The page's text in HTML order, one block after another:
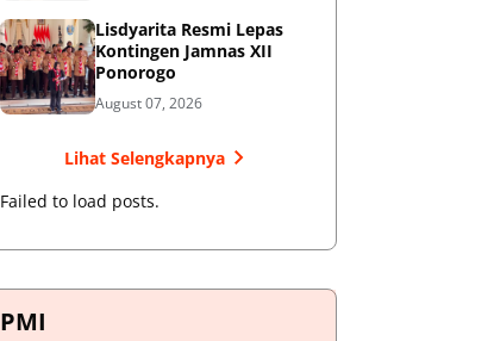
Lisdyarita Resmi Lepas
Kontingen Jamnas XII
Ponorogo
August 07, 2026
Lihat Selengkapnya
Failed to load posts.
PMI